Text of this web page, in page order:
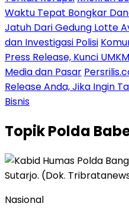
Waktu Tepat Bongkar
Jatuh Dari Gedung Lotte
dan Investigasi Polisi
Press Release, Kunci
Media dan Pasar
Release Anda, Jika Ingin
Bisnis
TopikPolda
Nasional